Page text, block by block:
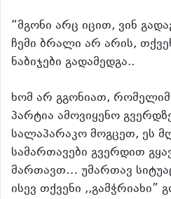
“მგონი არც იცით, ვინ
ჩემი ბრალი არ არის,
ნაბიჯები გადამედგა..
ხომ არ გგონიათ,
პარტია ამოვიყენო
სალაპარაკო მოგცეთ, ეს
სამართავები გვერდით
მართავთ… უმართავ
ისევ თქვენი